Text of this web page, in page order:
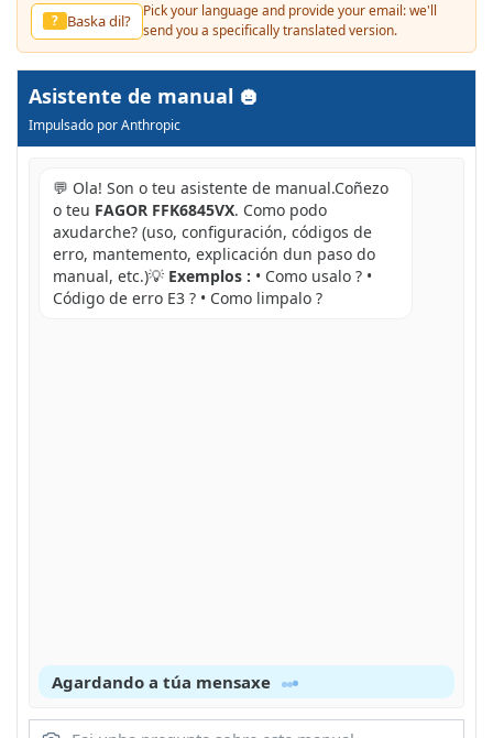
? Baska dil?
Pick your language and provide your email: we'll
send you a specifically translated version.
Asistente de manual
Impulsado por Anthropic
💬 Ola! Son o teu asistente de manual.Coñezo
o teu FAGOR FFK6845VX. Como podo
axudarche? (uso, configuración, códigos de
erro, mantemento, explicación dun paso do
manual, etc.)💡 Exemplos : • Como usalo ? •
Código de erro E3 ? • Como limpalo ?
Agardando a túa mensaxe